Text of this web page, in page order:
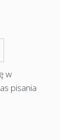
w
pisania